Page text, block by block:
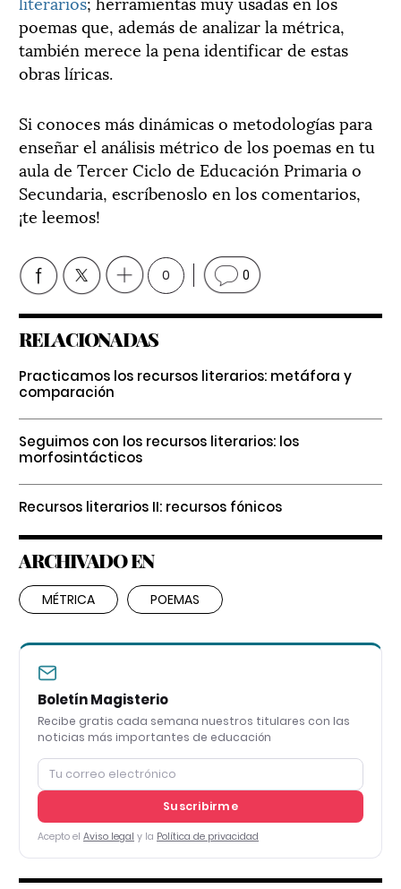
poemas que, además de analizar la métrica,
también merece la pena identificar de estas
obras líricas.
Si conoces más dinámicas o metodologías para
enseñar el análisis métrico de los poemas en tu
aula de Tercer Ciclo de Educación Primaria o
Secundaria, escríbenoslo en los comentarios,
¡te leemos!
0 0
RELACIONADAS
Practicamos los recursos literarios: metáfora y
comparación
Seguimos con los recursos literarios: los
morfosintácticos
Recursos literarios II: recursos fónicos
ARCHIVADO EN
MÉTRICA POEMAS
Boletín Magisterio
Recibe gratis cada semana nuestros titulares con las
noticias más importantes de educación
Suscribirme
Acepto el Aviso legal y la Política de privacidad